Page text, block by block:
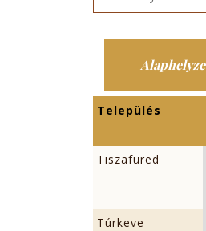
Település
Tiszafüred
Túrkeve